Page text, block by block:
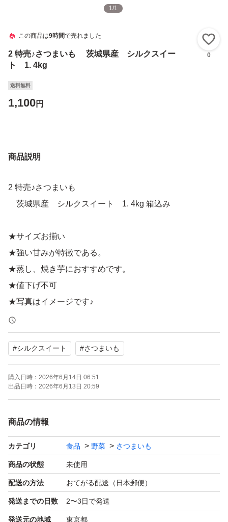
1/1
この商品は9時間で売れました
2 特売♪さつまいも 茨城県産 シルクスイー
ト 1. 4kg
0
送料無料
1,100円
商品説明
2 特売♪さつまいも
茨城県産 シルクスイート 1. 4kg 箱込み
★サイズお揃い
★強い甘みが特徴である。
★蒸し、焼き芋におすすめです。
★値下げ不可
★写真はイメージです♪
常温で発送致します、輸送中での商品の擦れや折れる、カ
ビなどの可能性がありますのでご理解の上、購入下さい。
配送時のトラブルに関してのクレーム、悪評価は受け付け
ておりません。返品やキャンセルはできませんので、ご理
#シルクスイート #さつまいも
購入日時： 2026年6月14日 06:51
出品日時： 2026年6月13日 20:59
商品の情報
カテゴリ 食品 野菜 さつまいも
商品の状態 未使用
配送の方法 おてがる配送（日本郵便）
発送までの日数 2〜3日で発送
発送元の地域 東京都